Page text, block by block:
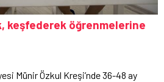
keşfederek öğrenmelerine
Münir Özkul Kreşi’nde 36-48 ay